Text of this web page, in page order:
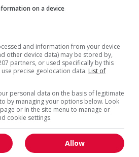
Automobile et transport
Commerce / Offres de services
Construction / Manutention
Ingénierie / Sciences
Ressources humaines
Santé
on a device
and information from your device
other device data) may be stored by,
partners, or used specifically by this
precise geolocation data. List of
personal data on the basis of legitimate
by managing your options below. Look
or in the site menu to manage or
cookie settings.
Allow